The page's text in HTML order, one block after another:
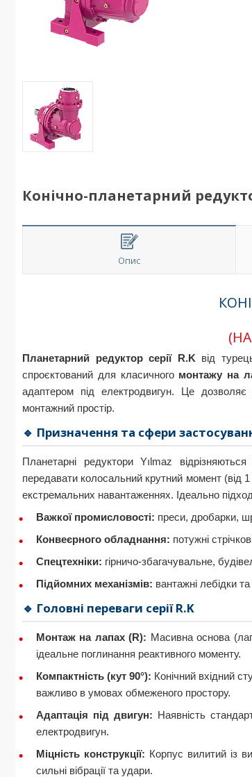
Конічно-планетарний
Опис
Планетарний редуктор серії R.K від
спроєктований для класичного монтажу на
адаптером під електродвигун. Це
монтажний простір.
🔹 Призначення та сфери
Планетарні редуктори Yılmaz
передавати колосальний крутний момент (від
екстремальних навантаженнях. Ідеально
Важкої промисловості: преси, дробарки,
Конвеєрного обладнання: потужні
Спецтехніки: гірничо-збагачувальне,
Підйомних механізмів: вантажні лебідки
🔹 Головні переваги серії R.K
Монтаж на лапах (R): Масивна основа
ідеальне поглинання реактивного моменту.
Компактність (кут 90°): Конічний вхідний
важливо в умовах обмеженого простору.
Адаптація під двигун: Наявність
електродвигун.
Міцність конструкції: Корпус вилитий із
сильні вібрації та удари.